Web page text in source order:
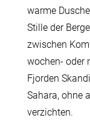
warme
Stille der
zwischen
wochen- oder
Fjorden
Sahara, ohne
verzichten.